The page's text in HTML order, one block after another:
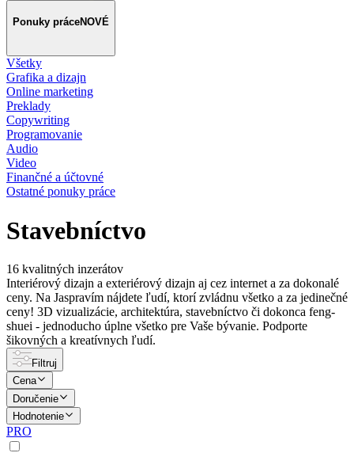
Ponuky práceNOVÉ
Všetky
Grafika a dizajn
Online marketing
Preklady
Copywriting
Programovanie
Audio
Video
Finančné a účtovné
Ostatné ponuky práce
Stavebníctvo
16 kvalitných inzerátov
Interiérový dizajn a exteriérový dizajn aj cez internet a za dokonalé
ceny. Na Jaspravím nájdete ľudí, ktorí zvládnu všetko a za jedinečné
ceny! 3D vizualizácie, architektúra, stavebníctvo či dokonca feng-
shuei - jednoducho úplne všetko pre Vaše bývanie. Podporte
šikovných a kreatívnych ľudí.
Filtruj
Cena
Doručenie
Hodnotenie
PRO